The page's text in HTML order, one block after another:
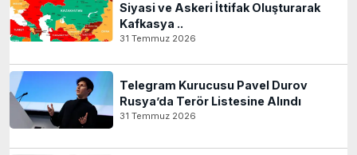
Siyasi ve Askeri İttifak Oluşturarak
Kafkasya ..
31 Temmuz 2026
Telegram Kurucusu Pavel Durov
Rusya’da Terör Listesine Alındı
31 Temmuz 2026